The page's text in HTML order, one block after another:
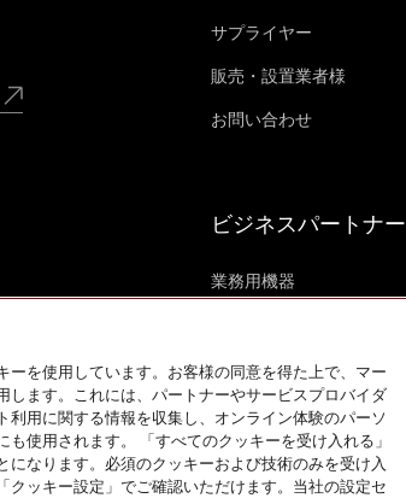
サプライヤー
販売・設置業者様
お問い合わせ
ビジネスパートナー
業務用機器
海外事例 (英語)
を使用しています。お客様の同意を得た上で、マー
ます。これには、パートナーやサービスプロバイダ
用に関する情報を収集し、オンライン体験のパーソ
使用されます。 「すべてのクッキーを受け入れる」
なります。必須のクッキーおよび技術のみを受け入
ッキー設定」でご確認いただけます。当社の設定セ